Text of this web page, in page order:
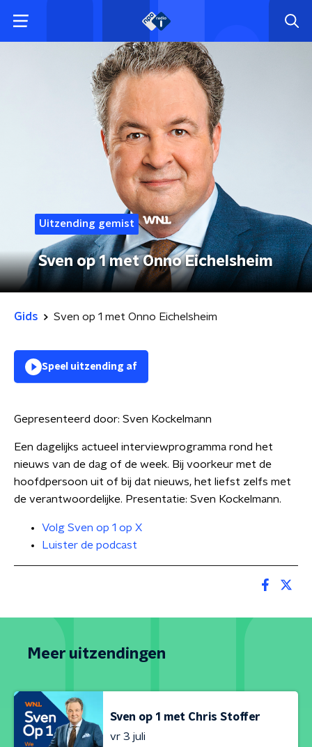
Uitzending gemist
Sven op 1 met Onno Eichelsheim
Gids Sven op 1 met Onno Eichelsheim
Speel uitzending af
Gepresenteerd door: Sven Kockelmann
Een dagelijks actueel interviewprogramma rond het
nieuws van de dag of de week. Bij voorkeur met de
hoofdpersoon uit of bij dat nieuws, het liefst zelfs met
de verantwoordelijke. Presentatie: Sven Kockelmann.
Volg Sven op 1 op X
Luister de podcast
Meer uitzendingen
Sven op 1 met Chris Stoffer
vr 3 juli